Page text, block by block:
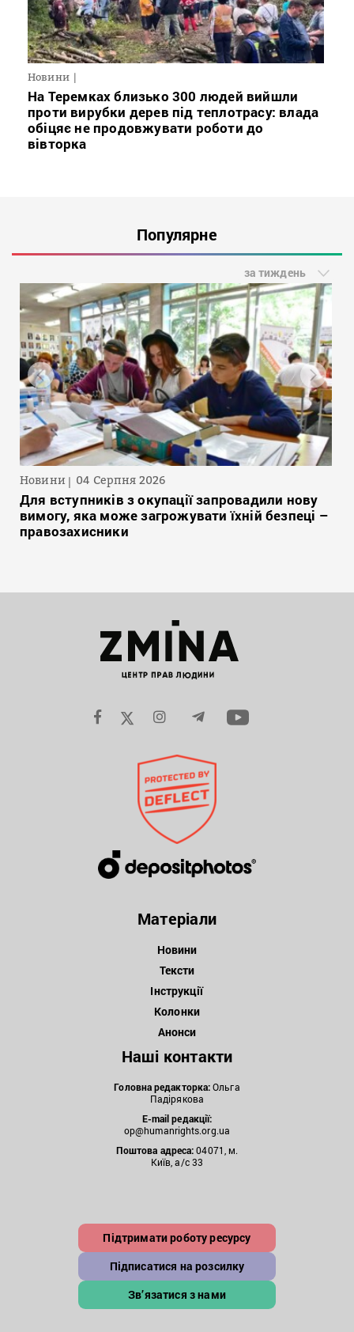
Новини
На Теремках близько 300 людей вийшли
проти вирубки дерев під теплотрасу: влада
обіцяє не продовжувати роботи до
вівторка
Популярне
за тиждень
Новини 04 Серпня 2026
Для вступників з окупації запровадили нову
вимогу, яка може загрожувати їхній безпеці –
правозахисники
Матеріали
Новини
Тексти
Інструкції
Колонки
Анонси
Наші контакти
Головна редакторка:Ольга
Падірякова
E-mail редакції:
op@humanrights.org.ua
Поштова адреса:04071, м.
Київ, а/с 33
Підтримати роботу ресурсу
Підписатися на розсилку
Зв’язатися з нами